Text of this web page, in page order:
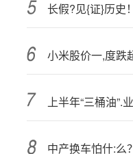
中产换车怕什:么？